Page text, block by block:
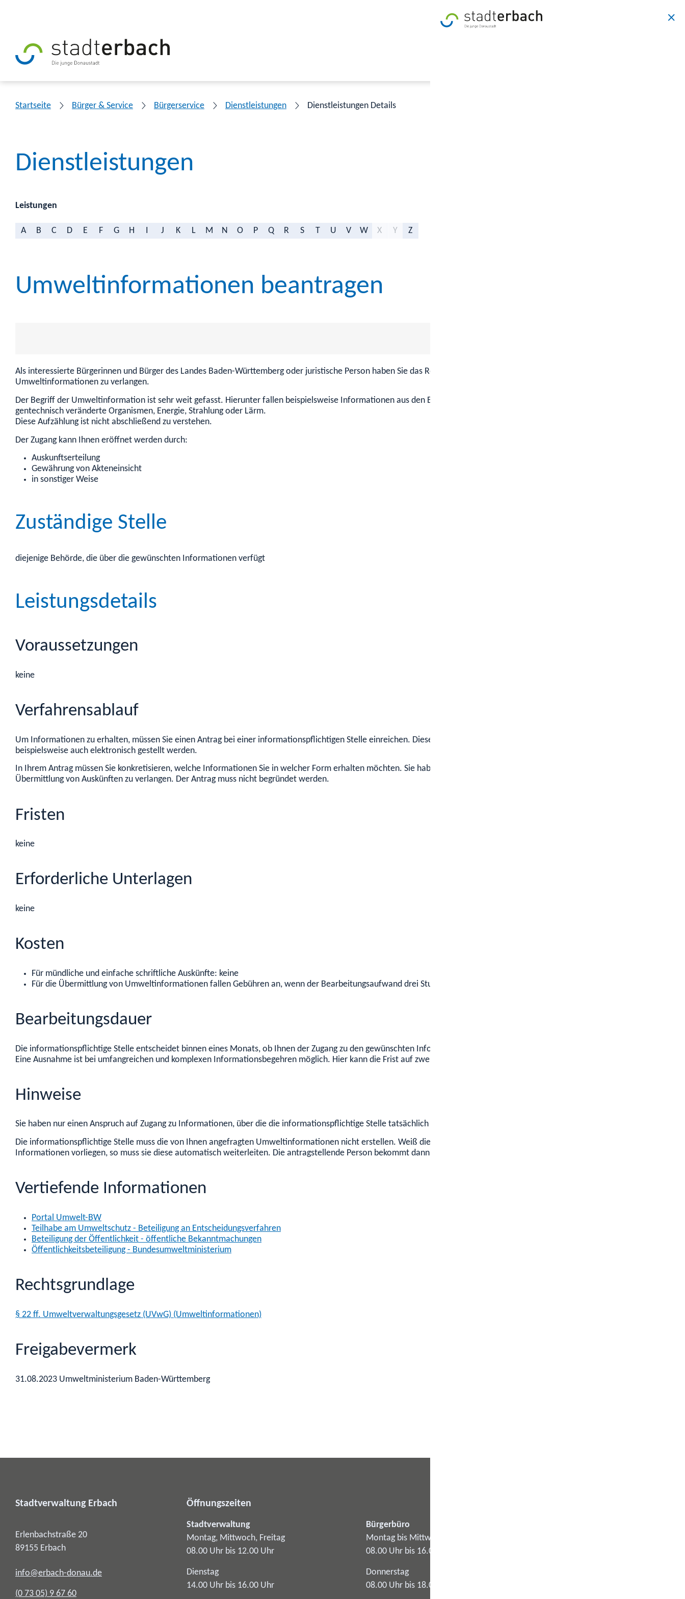
Startseite Bürger & Service Bürgerservice Dienstleistungen Dienstleistungen Details
Dienstleistungen
Leistungen
A B C D E F G H J K L M N O P Q R S T U V W X Y Z
Umweltinformationen beantragen
Als interessierte Bürgerinnen und Bürger des Landes Baden-Württemberg oder juristische Person haben Sie das Recht, bei informationspflichtigen Stellen den freien Zugang zu
Umweltinformationen zu verlangen.
Der Begriff der Umweltinformation ist sehr weit gefasst. Hierunter fallen beispielsweise Informationen aus den Bereichen Boden, Wasser, Luft, Landschaft, Artenvielfalt,
gentechnisch veränderte Organismen, Energie, Strahlung oder Lärm.
Diese Aufzählung ist nicht abschließend zu verstehen.
Der Zugang kann Ihnen eröffnet werden durch:
Auskunftserteilung
Gewährung von Akteneinsicht
in sonstiger Weise
Zuständige Stelle
diejenige Behörde, die über die gewünschten Informationen verfügt
Leistungsdetails
Voraussetzungen
keine
Verfahrensablauf
Um Informationen zu erhalten, müssen Sie einen Antrag bei einer informationspflichtigen Stelle einreichen. Dieser Antrag bedarf keiner besonderen Form.
beispielsweise auch elektronisch gestellt werden.
In Ihrem Antrag müssen Sie konkretisieren, welche Informationen Sie in welcher Form erhalten möchten. Sie haben die Möglichkeit, Akten vor Ort einzusehen oder die
Übermittlung von Auskünften zu verlangen. Der Antrag muss nicht begründet werden.
Fristen
keine
Erforderliche Unterlagen
keine
Kosten
Für mündliche und einfache schriftliche Auskünfte: keine
Für die Übermittlung von Umweltinformationen fallen Gebühren an, wenn der Bearbeitungsaufwand drei Stunden übersteigt.
Bearbeitungsdauer
Die informationspflichtige Stelle entscheidet binnen eines Monats, ob Ihnen der Zugang zu den gewünschten Informationen gewährt werden kann oder nicht.
Eine Ausnahme ist bei umfangreichen und komplexen Informationsbegehren möglich. Hier kann die Frist auf zwei Monate verlängert werden.
Hinweise
Sie haben nur einen Anspruch auf Zugang zu Informationen, über die die informationspflichtige Stelle tatsächlich verfügt.
Die informationspflichtige Stelle muss die von Ihnen angefragten Umweltinformationen nicht erstellen. Weiß die informationspflichtige Stelle, bei welcher Behörde die
Informationen vorliegen, so muss sie diese automatisch weiterleiten. Die antragstellende Person bekommt dann eine Information zu der Weiterleitung.
Vertiefende Informationen
Portal Umwelt-BW
Teilhabe am Umweltschutz - Beteiligung an Entscheidungsverfahren
Beteiligung der Öffentlichkeit - öffentliche Bekanntmachungen
Öffentlichkeitsbeteiligung - Bundesumweltministerium
Rechtsgrundlage
§ 22 ff. Umweltverwaltungsgesetz (UVwG) (Umweltinformationen)
Freigabevermerk
31.08.2023 Umweltministerium Baden-Württemberg
Stadtverwaltung Erbach
Erlenbachstraße 20
89155 Erbach
info@erbach-donau.de
(0 73 05) 9 67 60
Öffnungszeiten
Stadtverwaltung
Montag, Mittwoch, Freitag
08.00 Uhr bis 12.00 Uhr
Dienstag
14.00 Uhr bis 16.00 Uhr
Bürgerbüro
Montag bis Mittwoch
08.00 Uhr bis 16.00 Uhr
Donnerstag
08.00 Uhr bis 18.00 Uhr